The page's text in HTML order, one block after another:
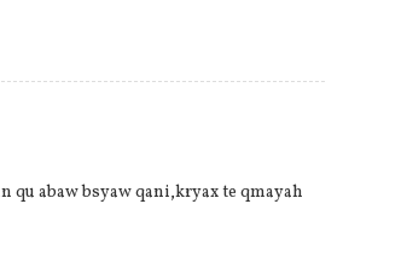
qu abaw bsyaw qani,kryax te qmayah